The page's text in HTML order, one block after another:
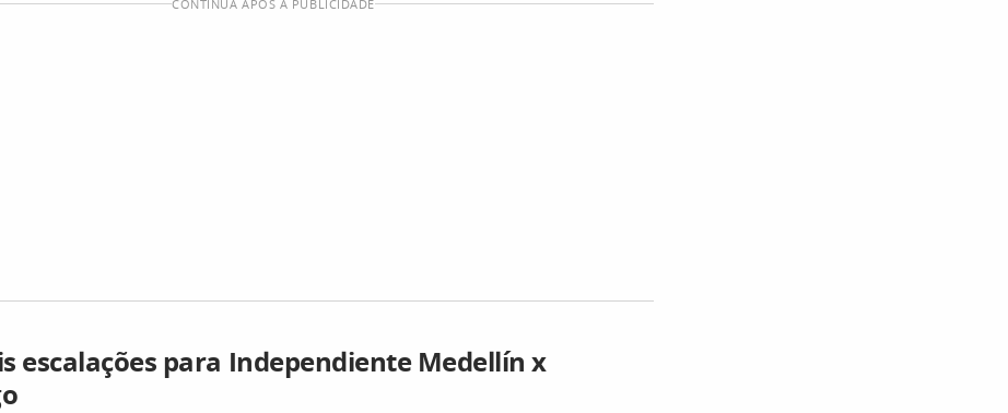
CONTINUA APÓS A PUBLICIDADE
escalações para Independiente Medellín x